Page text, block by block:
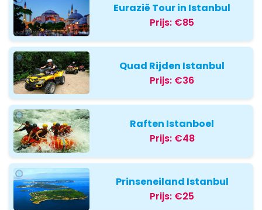
Eurazië Tour in Istanbul
Prijs: €85
Quad Rijden Istanbul
Prijs: €36
Raften Istanboel
Prijs: €48
Prinseneiland Istanbul
Prijs: €25